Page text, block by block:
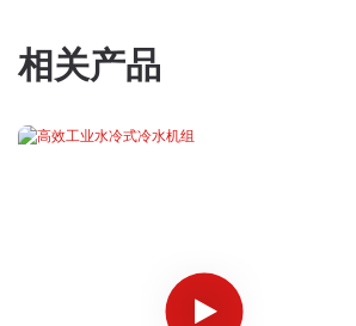
相关产品